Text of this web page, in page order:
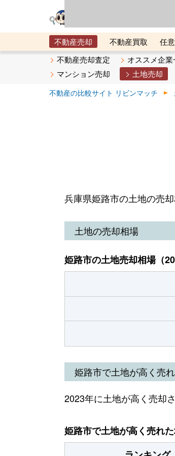
不動産売却 不動産買取 任
メタ住宅展示場
ベスト不動産カ
不動産売却査定 オススメ企
マンション売却
土地売却
不動産の比較サイト リビンマッチ
兵庫県姫路市の土地の売
土地の売却相場
姫路市の土地売却相場（
姫路市で土地が高く売
2023年に土地が高く売却
姫路市で土地が高く売れた